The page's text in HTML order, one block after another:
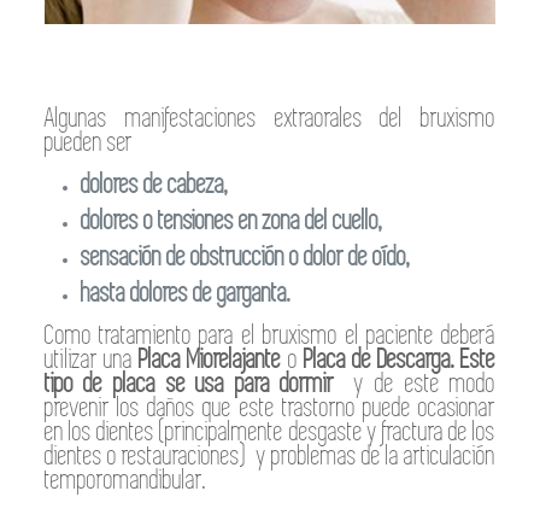
Algunas manifestaciones extraorales del bruxismo
pueden ser
dolores de cabeza,
dolores o tensiones en zona del cuello,
sensación de obstrucción o dolor de oído,
hasta dolores de garganta.
Como tratamiento para el bruxismo el paciente deberá
utilizar unaPlaca Miorelajante o Placa de Descarga. Este
tipo de placa se usa para dormir y de este modo
prevenir los daños que este trastorno puede ocasionar
en los dientes (principalmente desgaste y fractura de los
dientes o restauraciones) y problemas de la articulación
temporomandibular.